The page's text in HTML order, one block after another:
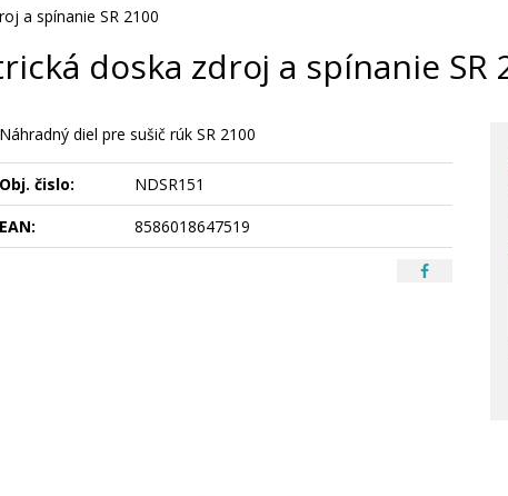
a spínanie SR 2100
doska zdroj a spínanie SR
Náhradný diel pre sušič rúk SR 2100
Obj. čislo:
NDSR151
EAN:
8586018647519